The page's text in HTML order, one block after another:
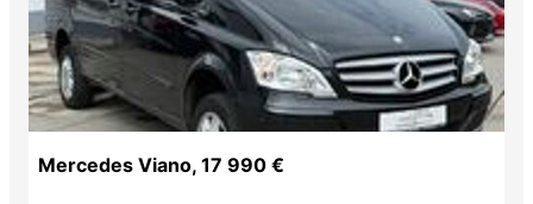
Mercedes Viano, 17 990 €